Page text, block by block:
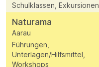
Schulklassen, Exkursionen
Naturama
Aarau
Führungen,
Unterlagen/Hilfsmittel,
Workshops